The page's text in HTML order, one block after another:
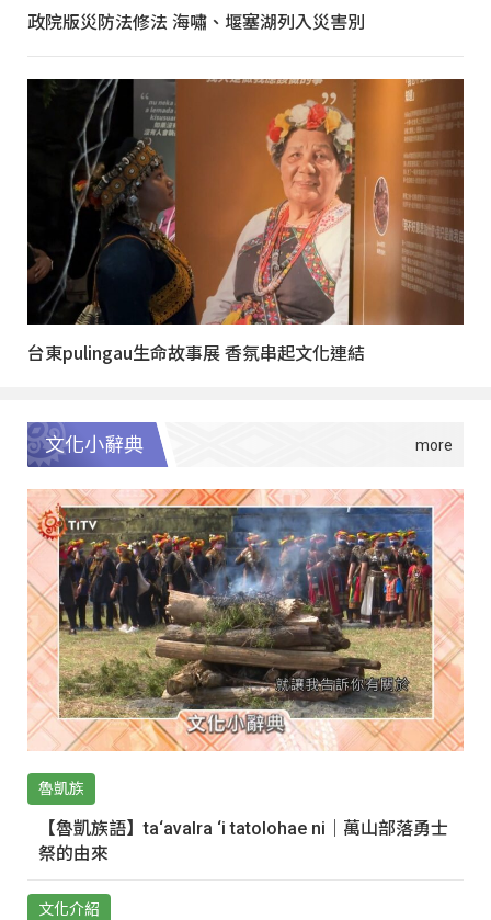
政院版災防法修法 海嘯、堰塞湖列入災害別
台東pulingau生命故事展 香氛串起文化連結
文化小辭典
魯凱族
【魯凱族語】ta‘avalra ‘i tatolohae ni｜萬山部落勇士
祭的由來
文化介紹